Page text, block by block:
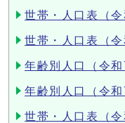
世帯・人口表（
世帯・人口表（令
年齢別人口（令
年齢別人口（令
世帯・人口表（令